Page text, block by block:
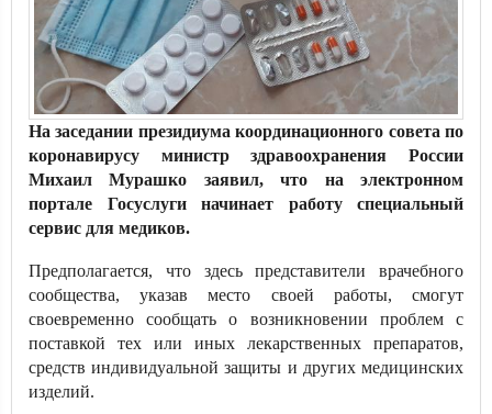
На заседании президиума координационного совета по
коронавирусу министр здравоохранения России
Михаил Мурашко заявил, что на электронном
портале Госуслуги начинает работу специальный
сервис для медиков.
Предполагается, что здесь представители врачебного
сообщества, указав место своей работы, смогут
своевременно сообщать о возникновении проблем с
поставкой тех или иных лекарственных препаратов,
средств индивидуальной защиты и других медицинских
изделий.